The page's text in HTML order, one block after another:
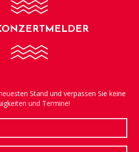
Stand und verpassen Sie keine
und Termine!